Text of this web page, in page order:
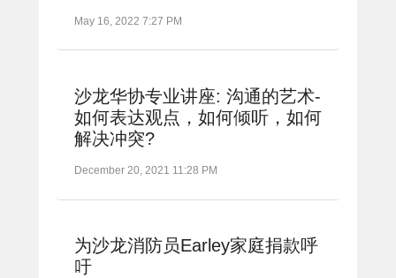
May 16, 2022 7:27 PM
沙龙华协专业讲座: 沟通的艺术-
如何表达观点，如何倾听，如何
解决冲突?
December 20, 2021 11:28 PM
为沙龙消防员Earley家庭捐款呼
吁